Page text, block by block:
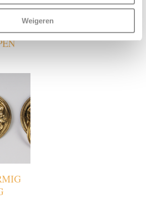
WeigerenRING BESLAG
€32.53